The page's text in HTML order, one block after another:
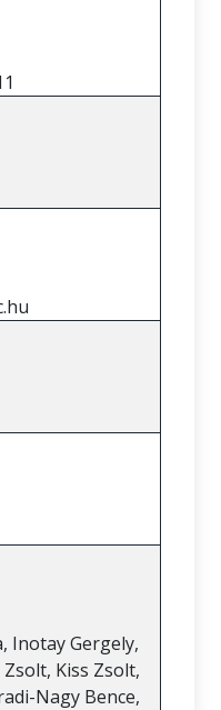
Inotay Gergely,
Kiss Zsolt,
Nagy Bence,